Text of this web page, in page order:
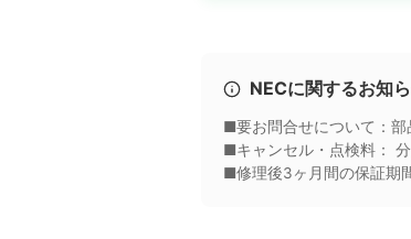
NECに関するお知
■要お問合せについて：部
■キャンセル・点検料：
■修理後3ヶ月間の保証期